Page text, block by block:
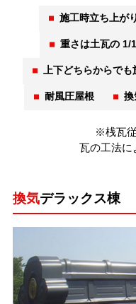
施工時立ち上が
重さは土瓦の 1/
上下どちらからで
耐風圧屋根 換
※桟瓦従
瓦の工法に
換気デラックス棟